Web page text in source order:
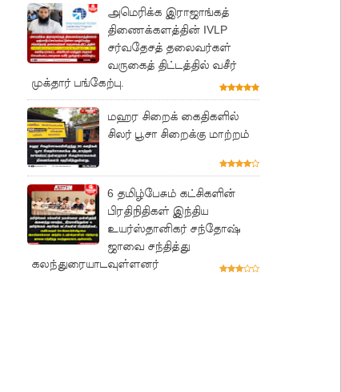
அமெரிக்க இராஜாங்கத்
திணைக்களத்தின் IVLP
சர்வதேசத் தலைவர்கள்
வருகைத் திட்டத்தில் வசீர்
முக்தார் பங்கேற்பு.
மஹர சிறைக் கைதிகளில்
சிலர் பூசா சிறைக்கு மாற்றம்
6 தமிழ்பேசும் கட்சிகளின்
பிரதிநிதிகள் இந்திய
உயர்ஸ்தானிகர் சந்தோஷ்
ஜாவை சந்தித்து
கலந்துரையாடவுள்ளனர்